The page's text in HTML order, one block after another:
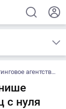
агентство Mandzhi Group
с нуля